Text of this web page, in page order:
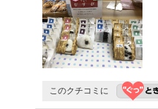
このクチコミに